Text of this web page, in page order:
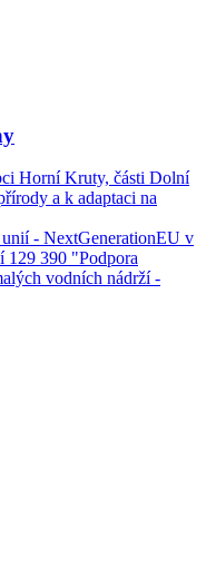
Horní Kruty, části Dolní
a k adaptaci na
- NextGenerationEU v
129 390 "Podpora
vodních nádrží -